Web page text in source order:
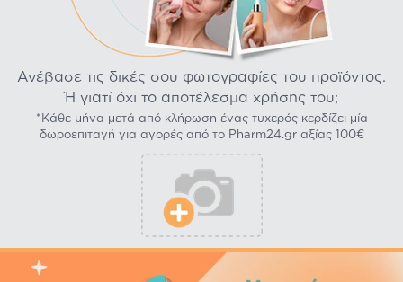
Ανέβασε τις δικές σου φωτογραφίες του προϊόντος.
Ή γιατί όχι το αποτέλεσμα χρήσης του;
*Κάθε μήνα μετά από κλήρωση ένας τυχερός κερδίζει μία
δωροεπιταγή για αγορές από το Pharm24.gr αξίας 100€